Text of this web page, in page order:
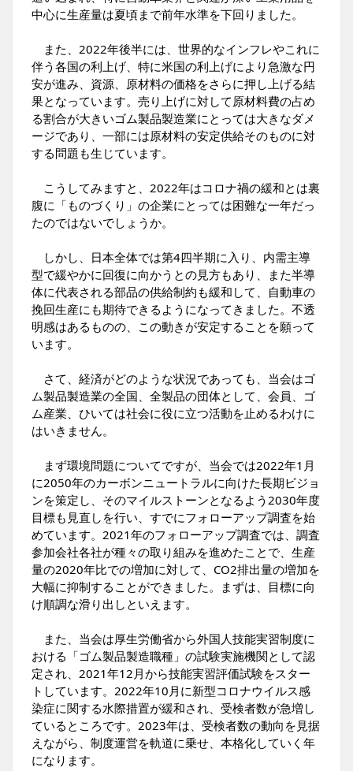
中心に生産量は夏頃まで前年水準を下回りました。
また、2022年後半には、世界的なインフレやこれに
伴う各国の利上げ、特に米国の利上げにより急激な円
安が進み、資源、原材料の価格をさらに押し上げる結
果となっています。売り上げに対して原材料費の占め
る割合が大きいゴム製品製造業にとっては大きなダメ
ージであり、一部には原材料の安定供給そのものに対
する問題も生じています。
こうしてみますと、2022年はコロナ禍の緩和とは裏
腹に「ものづくり」の企業にとっては困難な一年だっ
たのではないでしょうか。
しかし、日本全体では第4四半期に入り、内需主導
型で緩やかに回復に向かうとの見方もあり、また半導
体に代表される部品の供給制約も緩和して、自動車の
挽回生産にも期待できるようになってきました。不透
明感はあるものの、この動きが安定することを願って
います。
さて、経済がどのような状況であっても、当会はゴ
ム製品製造業の全国、全製品の団体として、会員、ゴ
ム産業、ひいては社会に役に立つ活動を止めるわけに
はいきません。
まず環境問題についてですが、当会では2022年1月
に2050年のカーボンニュートラルに向けた長期ビジョ
ンを策定し、そのマイルストーンとなるよう2030年度
目標も見直しを行い、すでにフォローアップ調査を始
めています。2021年のフォローアップ調査では、調査
参加会社各社が種々の取り組みを進めたことで、生産
量の2020年比での増加に対して、CO2排出量の増加を
大幅に抑制することができました。まずは、目標に向
け順調な滑り出しといえます。
また、当会は厚生労働省から外国人技能実習制度に
おける「ゴム製品製造職種」の試験実施機関として認
定され、2021年12月から技能実習評価試験をスター
トしています。2022年10月に新型コロナウイルス感
染症に関する水際措置が緩和され、受検者数が急増し
ているところです。2023年は、受検者数の動向を見据
えながら、制度運営を軌道に乗せ、本格化していく年
になります。